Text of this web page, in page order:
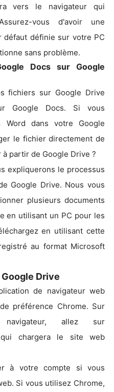
vers le navigateur qui
vous d'avoir une
défaut définie sur votre PC
sans problème.
Docs sur Google
fichiers sur Google Drive
Google Docs. Si vous
Word dans votre Google
le fichier directement de
partir de Google Drive ?
expliquerons le processus
Google Drive. Nous vous
plusieurs documents
en utilisant un PC pour les
en utilisant cette
au format Microsoft
Drive
de navigateur web
préférence Chrome. Sur
allez sur
chargera le site web
à votre compte si vous
Si vous utilisez Chrome,